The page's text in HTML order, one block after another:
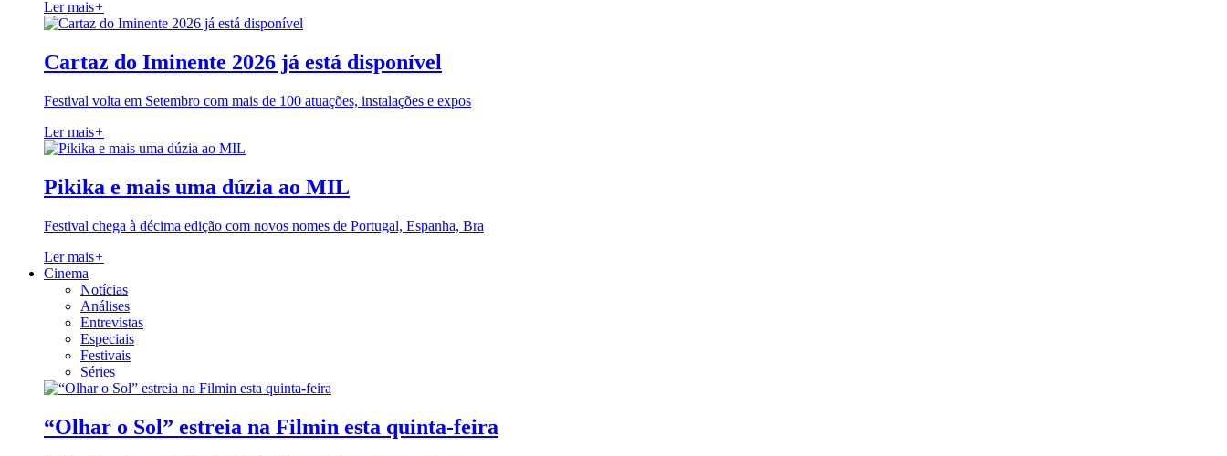
Ler mais+
Cartaz do Iminente 2026 já está disponível
Festival volta em Setembro com mais de 100 atuações, instalações e expos
Ler mais+
Pikika e mais uma dúzia ao MIL
Festival chega à décima edição com novos nomes de Portugal, Espanha, Bra
Ler mais+
Cinema
Notícias
Análises
Entrevistas
Especiais
Festivais
Séries
“Olhar o Sol” estreia na Filmin esta quinta-feira